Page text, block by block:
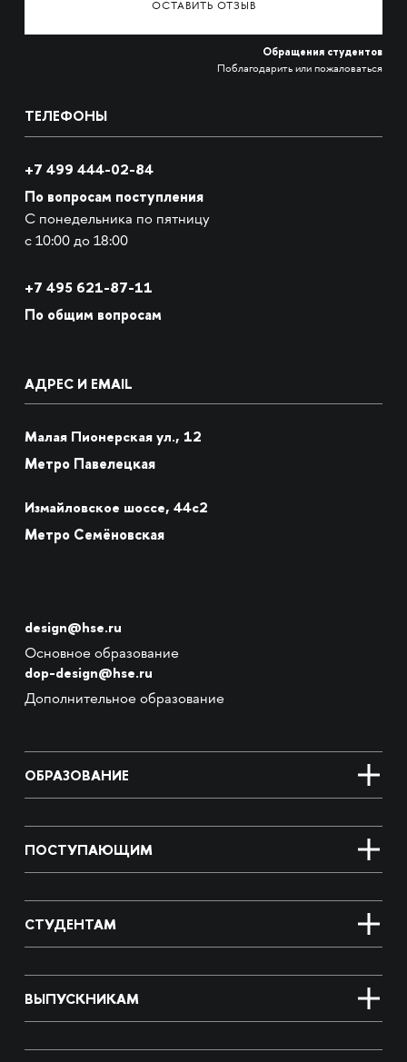
ОСТАВИТЬ ОТЗЫВ
Обращения студентов
Поблагодарить или пожаловаться
ТЕЛЕФОНЫ
+7 499 444-02-84
По вопросам поступления
С понедельника по пятницу
с 10:00 до 18:00
+7 495 621-87-11
По общим вопросам
АДРЕС И EMAIL
Малая Пионерская ул., 12
Метро Павелецкая
Измайловское шоссе, 44с2
Метро Семёновская
design@hse.ru
Основное образование
dop-design@hse.ru
Дополнительное образование
ОБРАЗОВАНИЕ
ПОСТУПАЮЩИМ
СТУДЕНТАМ
ВЫПУСКНИКАМ